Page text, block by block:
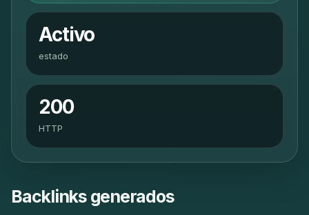
Activo
estado
200
HTTP
Backlinks generados